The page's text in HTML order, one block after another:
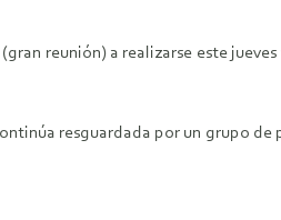
reunión) a realizarse este
resguardada por un grupo